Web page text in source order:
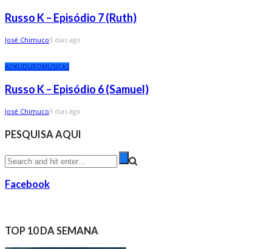
Russo K – Episódio 7 (Ruth)
José Chimuco3 dias ago
AOKUDUROMÚSICAS
Russo K – Episódio 6 (Samuel)
José Chimuco3 dias ago
PESQUISA AQUI
Facebook
TOP 10 DA SEMANA